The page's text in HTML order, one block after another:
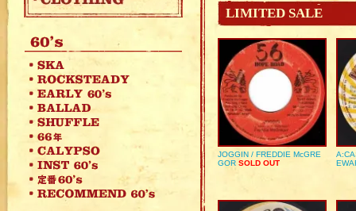
LIMITED SALE
JOGGIN / FREDDIE McGRE
GOR SOLD OUT